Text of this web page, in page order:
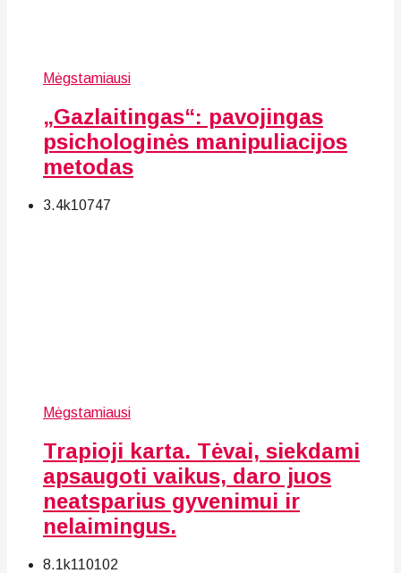
Mėgstamiausi
„Gazlaitingas“: pavojingas
psichologinės manipuliacijos
metodas
3.4k10747
Mėgstamiausi
Trapioji karta. Tėvai, siekdami
apsaugoti vaikus, daro juos
neatsparius gyvenimui ir
nelaimingus.
8.1k110102